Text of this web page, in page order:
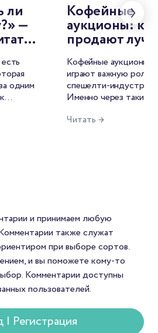
ли
—
одним
и
Кофейные
аукционы: как
продают
лоты мира
Кофейные аукционы
играют важную роль в
спешелти-индустрии.
Именно через такие
рынок, формируются
уникальным вкусом. А
покупателей —
попробовать редкий
который редко
в массовой продаже.
Читать →
и принимаем любую
также служат
при выборе сортов.
и вы поможете кому-то
Комментарии доступны
пользователей.
| Регистрация